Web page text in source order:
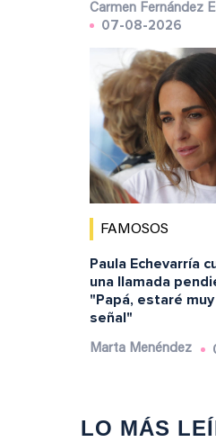
Carmen Fernández
07-08-2026
FAMOSOS
Paula Echevarría
una llamada
"Papá, estaré
señal"
Marta Menéndez
LO MÁS